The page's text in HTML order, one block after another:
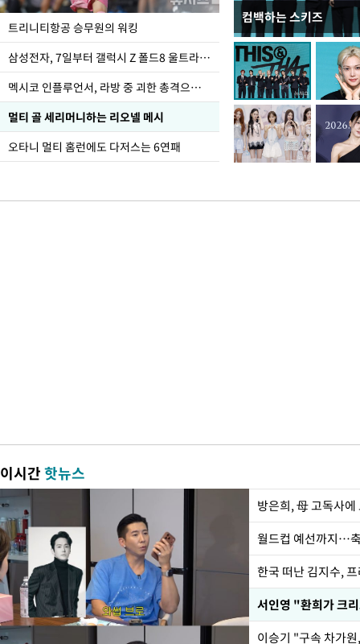
트리니티항공 승무원의 워킹
삼성전자, 7일부터 갤럭시 Z 폴드8 울트라·폴드8·플립8 출시
멕시코 인플루언서, 라방 중 괴한 총격으로 사망
멀티 골 세리머니하는 리오넬 메시
오타니 멀티 홈런에도 다저스는 6연패
컴백하는 스키즈
입추 하루 앞둔 전남
폭염
이시간핫뉴스
방은희, 母 고독사
월드컵 예선까지…
한국 떠난 김지수,
서인영 "환희가 크
이승기 "구속 차가